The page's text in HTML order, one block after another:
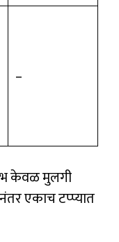
–
केवळ मुलगी
एकाच टप्प्यात